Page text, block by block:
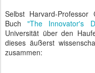
Selbst Harvard-
Buch"The Innovator's
Universität über den
dieses äußerst
zusammen: